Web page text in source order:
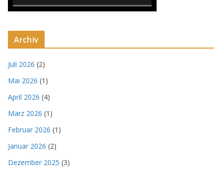
0% Complete
Archiv
Juli 2026 (2)
Mai 2026 (1)
April 2026 (4)
März 2026 (1)
Februar 2026 (1)
Januar 2026 (2)
Dezember 2025 (3)